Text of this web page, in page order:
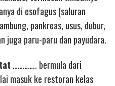
di esofagus (saluran
pankreas, usus, dubur,
juga paru-paru dan payudara.
………….. bermula dari
masuk ke restoran kelas